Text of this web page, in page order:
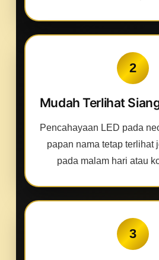
2
Mudah Terlihat
Pencahayaan LED pada
papan nama tetap terlihat
pada malam hari atau
3